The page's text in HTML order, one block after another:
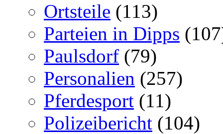
Ortsteile (113)
Parteien in Dipps
Paulsdorf (79)
Personalien (257)
Pferdesport (11)
Polizeibericht (104)